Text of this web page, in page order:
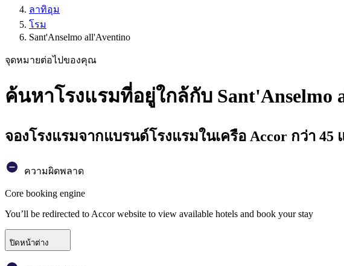
ลาทิอุม
โรม
Sant'Anselmo all'Aventino
จุดหมายต่อไปของคุณ
ค้นหาโรงแรมที่อยู่ใกล้กับ Sant'Anselmo
จองโรงแรมจากแบรนด์โรงแรมในเครือ Accor กว่า 45
ความผิดพลาด
Core booking engine
You’ll be redirected to Accor website to view available hotels and book your stay
ปิดหน้าต่าง